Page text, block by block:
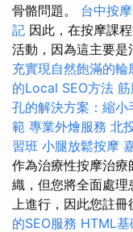
骨骼問題。 台中按
記 因此，在按摩課
活動，因為這主要是
充實現自然飽滿的輪
的Local SEO方法
孔的解決方案：縮小
範 專業外燴服務 北
習班 小腿放鬆按摩
作為治療性按摩治療
織，但您將全面處
上進行，因此您註冊
的SEO服務 HTML